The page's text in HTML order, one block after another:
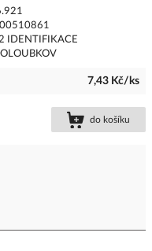
IDENTIFIKACE
7,43 Kč/ks
do košíku